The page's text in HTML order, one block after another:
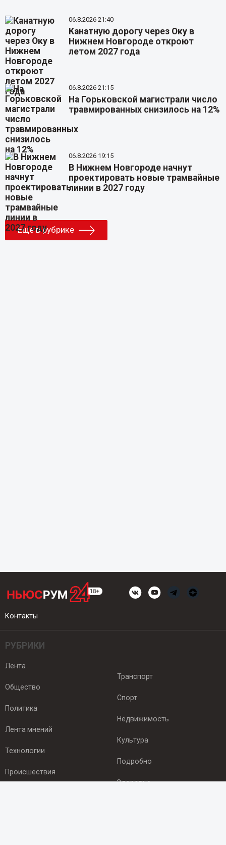
06.8.2026 21:40
Канатную дорогу через Оку в
Нижнем Новгороде откроют
летом 2027 года
06.8.2026 21:15
На Горьковской магистрали число
травмированных снизилось на 12%
06.8.2026 19:15
В Нижнем Новгороде начнут
проектировать новые трамвайные
линии в 2027 году
Еще в рубрике
Контакты
РУБРИКИ
Лента
Общество
Политика
Лента мнений
Технологии
Происшествия
Транспорт
Спорт
Недвижимость
Культура
Подробно
Здоровье